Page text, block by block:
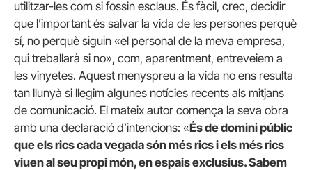
utilitzar-les com si fossin esclaus. És fàcil, crec, decidir
que l’important és salvar la vida de les persones perquè
sí, no perquè siguin «el personal de la meva empresa,
qui treballarà si no», com, aparentment, entreveiem a
les vinyetes. Aquest menyspreu a la vida no ens resulta
tan llunyà si llegim algunes notícies recents als mitjans
de comunicació. El mateix autor comença la seva obra
amb una declaració d’intencions: «És de domini públic
que els rics cada vegada són més rics i els més rics
viuen al seu propi món, en espais exclusius. Sabem